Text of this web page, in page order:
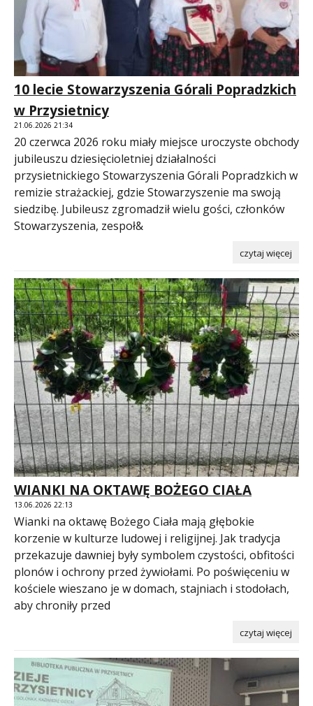
10 lecie Stowarzyszenia Górali Popradzkich
w Przysietnicy
21.06.2026 21:34
20 czerwca 2026 roku miały miejsce uroczyste obchody
jubileuszu dziesięcioletniej działalności
przysietnickiego Stowarzyszenia Górali Popradzkich w
remizie strażackiej, gdzie Stowarzyszenie ma swoją
siedzibę. Jubileusz zgromadził wielu gości, członków
Stowarzyszenia, zespoł&
czytaj więcej
WIANKI NA OKTAWĘ BOŻEGO CIAŁA
13.06.2026 22:13
Wianki na oktawę Bożego Ciała mają głębokie
korzenie w kulturze ludowej i religijnej. Jak tradycja
przekazuje dawniej były symbolem czystości, obfitości
plonów i ochrony przed żywiołami. Po poświęceniu w
kościele wieszano je w domach, stajniach i stodołach,
aby chroniły przed
czytaj więcej